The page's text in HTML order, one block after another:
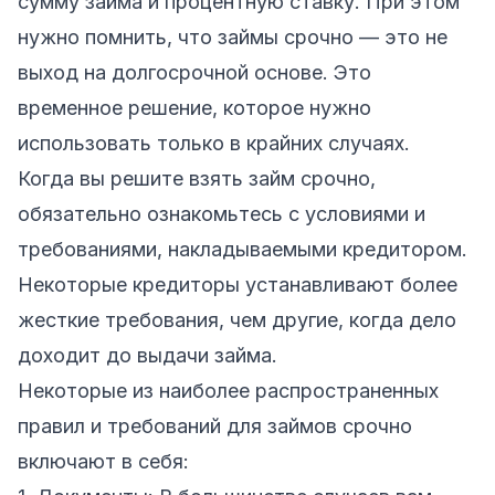
нужно помнить, что займы срочно — это не
выход на долгосрочной основе. Это
временное решение, которое нужно
использовать только в крайних случаях.
Когда вы решите взять займ срочно,
обязательно ознакомьтесь с условиями и
требованиями, накладываемыми кредитором.
Некоторые кредиторы устанавливают более
жесткие требования, чем другие, когда дело
доходит до выдачи займа.
Некоторые из наиболее распространенных
правил и требований для займов срочно
включают в себя: